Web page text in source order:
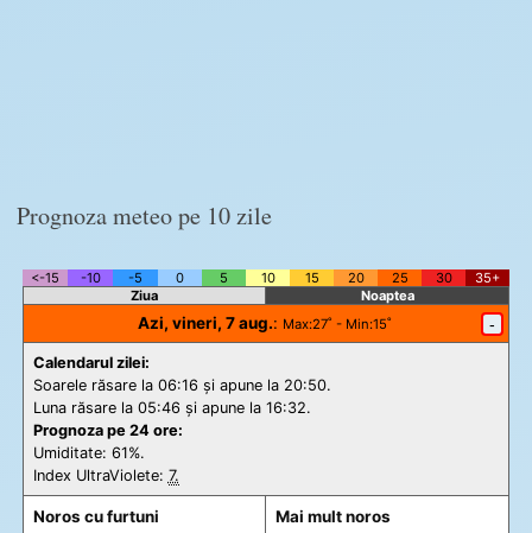
Prognoza meteo pe 10 zile
<-15 -10 -5 0 5 10 15 20 25 30
35+
Ziua
Noaptea
Azi, vineri, 7 aug.: Max:27˚ - Min:15˚ -
Calendarul zilei:
Soarele răsare la 06:16 și apune la 20:50.
Luna răsare la 05:46 și apune la 16:32.
Prognoza pe 24 ore:
Umiditate: 61%.
Index UltraViolete: 7.
Noros cu furtuni
Mai mult noros